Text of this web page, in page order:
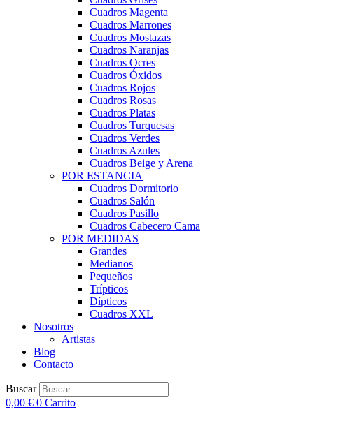
Cuadros Magenta
Cuadros Marrones
Cuadros Mostazas
Cuadros Naranjas
Cuadros Ocres
Cuadros Óxidos
Cuadros Rojos
Cuadros Rosas
Cuadros Platas
Cuadros Turquesas
Cuadros Verdes
Cuadros Azules
Cuadros Beige y Arena
POR ESTANCIA
Cuadros Dormitorio
Cuadros Salón
Cuadros Pasillo
Cuadros Cabecero Cama
POR MEDIDAS
Grandes
Medianos
Pequeños
Trípticos
Dípticos
Cuadros XXL
Nosotros
Artistas
Blog
Contacto
Buscar
0,00 € 0 Carrito